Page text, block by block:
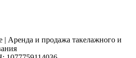
| Аренда и продажа такелажного и